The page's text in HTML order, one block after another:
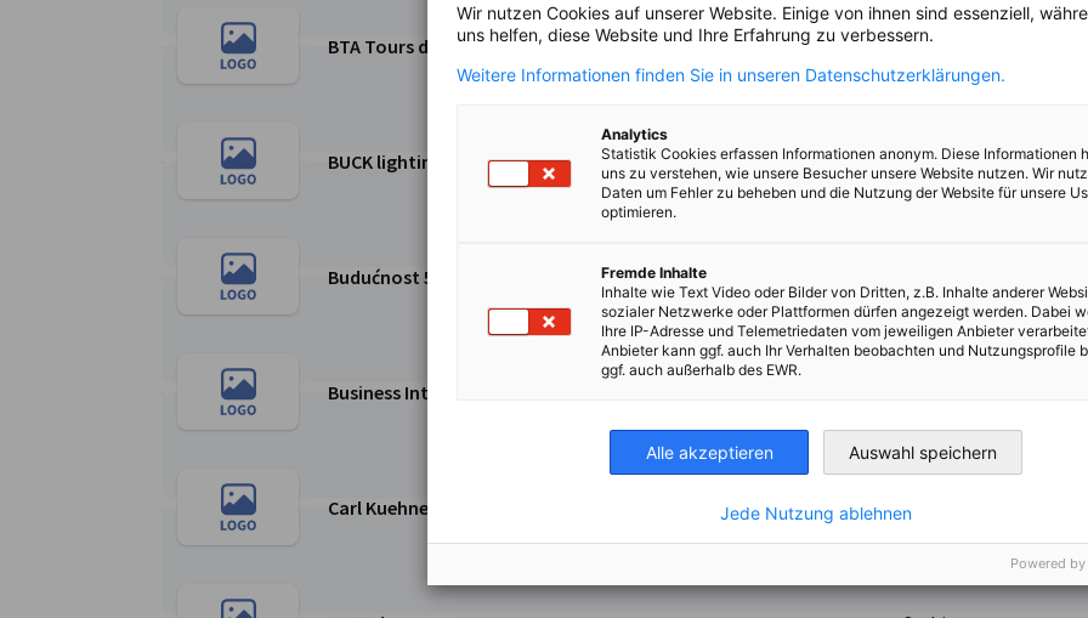
Weiter zur BTA Tours d.o.o. Seite
BTA Tours d.o.o. Serbien
Weiter zur BUCK lighting Seite
BUCK lighting Serbien
Weiter zur Budućnost 5 d.o.o., EuroSupport Group Seite
Budućnost 5 d.o.o., EuroSupport Group
Weiter zur Business Intelligence Institute d.o.o. Seite
Business Intelligence Institute d.o.o.
Weiter zur Carl Kuehne d.o.o. Seite
Carl Kuehne d.o.o. Serbien
Wir nutzen Cookies auf unserer Website. Einige von ihnen sind essenziell,
uns helfen, diese Website und Ihre Erfahrung zu verbessern.
Weitere Informationen finden Sie in unseren Datenschutzerklärungen.
Analytics
Statistik Cookies erfassen Informationen anonym. Diese Informationen
uns zu verstehen, wie unsere Besucher unsere Website nutzen. Wir
Daten um Fehler zu beheben und die Nutzung der Website für unsere
optimieren.
Fremde Inhalte
Inhalte wie Text Video oder Bilder von Dritten, z.B. Inhalte anderer
sozialer Netzwerke oder Plattformen dürfen angezeigt werden. Dabei
Ihre IP-Adresse und Telemetriedaten vom jeweiligen Anbieter
Anbieter kann ggf. auch Ihr Verhalten beobachten und Nutzungsprofile
ggf. auch außerhalb des EWR.
Alle akzeptieren Auswahl speichern
Jede Nutzung ablehnen
Powered by